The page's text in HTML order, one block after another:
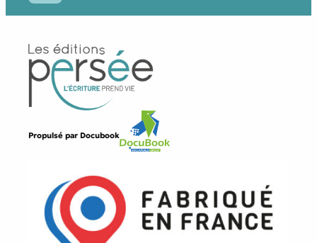
Propulsé par Docubook